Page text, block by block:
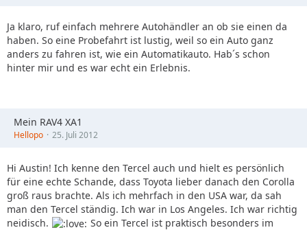
Ja klaro, ruf einfach mehrere Autohändler an ob sie einen da
haben. So eine Probefahrt ist lustig, weil so ein Auto ganz
anders zu fahren ist, wie ein Automatikauto. Hab´s schon
hinter mir und es war echt ein Erlebnis.
Mein RAV4 XA1
Hellopo 25. Juli 2012
Hi Austin! Ich kenne den Tercel auch und hielt es persönlich
für eine echte Schande, dass Toyota lieber danach den Corolla
groß raus brachte. Als ich mehrfach in den USA war, da sah
man den Tercel ständig. Ich war in Los Angeles. Ich war richtig
neidisch.
So ein Tercel ist praktisch besonders im